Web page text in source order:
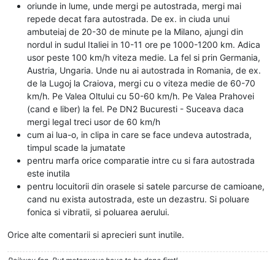
oriunde in lume, unde mergi pe autostrada, mergi mai
repede decat fara autostrada. De ex. in ciuda unui
ambuteiaj de 20-30 de minute pe la Milano, ajungi din
nordul in sudul Italiei in 10-11 ore pe 1000-1200 km. Adica
usor peste 100 km/h viteza medie. La fel si prin Germania,
Austria, Ungaria. Unde nu ai autostrada in Romania, de ex.
de la Lugoj la Craiova, mergi cu o viteza medie de 60-70
km/h. Pe Valea Oltului cu 50-60 km/h. Pe Valea Prahovei
(cand e liber) la fel. Pe DN2 Bucuresti - Suceava daca
mergi legal treci usor de 60 km/h
cum ai lua-o, in clipa in care se face undeva autostrada,
timpul scade la jumatate
pentru marfa orice comparatie intre cu si fara autostrada
este inutila
pentru locuitorii din orasele si satele parcurse de camioane,
cand nu exista autostrada, este un dezastru. Si poluare
fonica si vibratii, si poluarea aerului.
Orice alte comentarii si aprecieri sunt inutile.